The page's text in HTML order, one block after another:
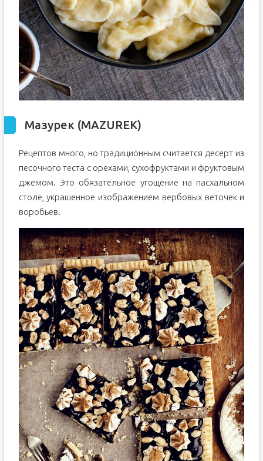
Мазурек (MAZUREK)
Рецептов много, но традиционным считается десерт из
песочного теста с орехами, сухофруктами и фруктовым
джемом. Это обязательное угощение на пасхальном
столе, украшенное изображением вербовых веточек и
воробьев.